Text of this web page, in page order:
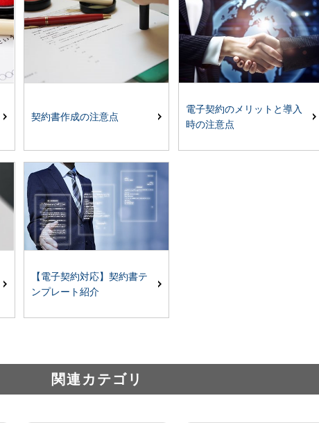
契約書作成の注意点
電子契約のメリットと導入
時の注意点
【電子契約対応】契約書テ
ンプレート紹介
関連カテゴリ